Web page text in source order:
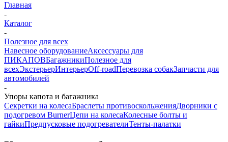
Главная
-
Каталог
-
Полезное для всех
Навесное оборудованиеАксессуары для
ПИКАПОВБагажникиПолезное для
всехЭкстерьерИнтерьерOff-roadПеревозка собакЗапчасти для
автомобилей
-
Упоры капота и багажника
Секретки на колесаБраслеты противоскольженияДворники с
подогревом BurnerЦепи на колесаКолесные болты и
гайкиПредпусковые подогревателиТенты-палатки